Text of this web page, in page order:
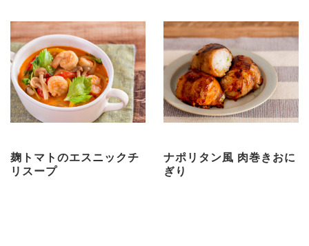
麹トマトのエスニックチ
リスープ
ナポリタン風 肉巻きおに
ぎり